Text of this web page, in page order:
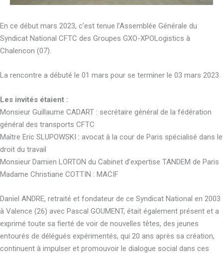
En ce début mars 2023, c’est tenue l’Assemblée Générale du
Syndicat National CFTC des Groupes GXO-XPOLogistics à
Chalencon (07).
La rencontre a débuté le 01 mars pour se terminer le 03 mars 2023.
Les invités étaient :
Monsieur Guillaume CADART : secrétaire général de la fédération
général des transports CFTC
Maître Eric SLUPOWSKI : avocat à la cour de Paris spécialisé dans le
droit du travail
Monsieur Damien LORTON du Cabinet d’expertise TANDEM de Paris
Madame Christiane COTTIN : MACIF
Daniel ANDRE, retraité et fondateur de ce Syndicat National en 2003
à Valence (26) avec Pascal GOUMENT, était également présent et a
exprimé toute sa fierté de voir de nouvelles têtes, des jeunes
entourés de délégués expérimentés, qui 20 ans après sa création,
continuent à impulser et promouvoir le dialogue social dans ces